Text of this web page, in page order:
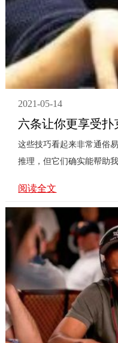
2021-05-14
六条让你更享受扑
这些技巧看起来非常通俗
推理，但它们确实能帮助
非...
阅读全文